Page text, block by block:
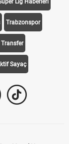
Lig Haberleri
Trabzonspor
Sayaç